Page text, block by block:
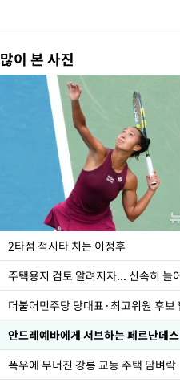
많이 본 사진
2타점 적시타 치는 이정후
안드레예바에게 서브하는 페르난데스
폭우에 무너진 강릉 교동 주택 담벼락